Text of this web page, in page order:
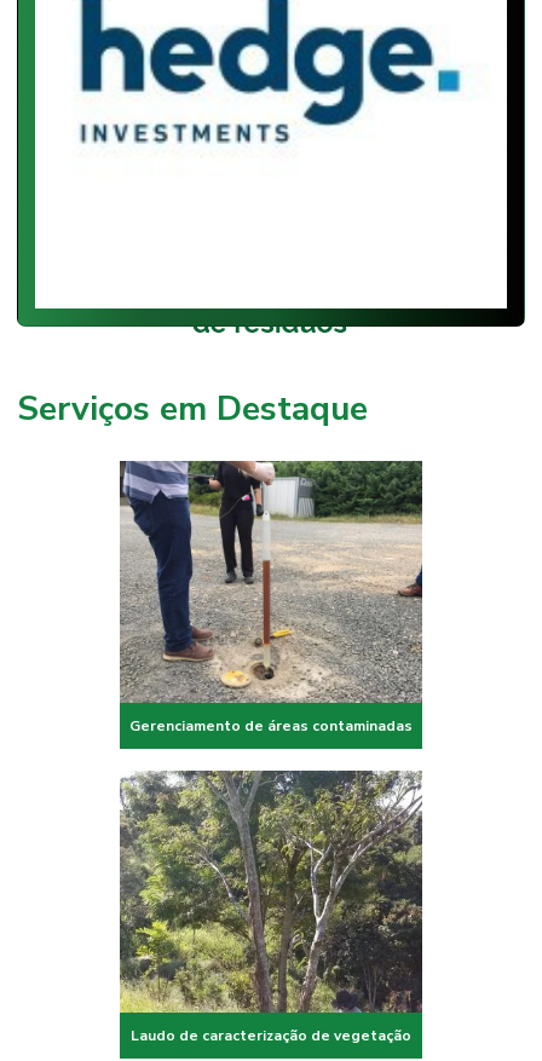
Serviços em Destaque
Gerenciamento de áreas contaminadas
Laudo de caracterização de vegetação